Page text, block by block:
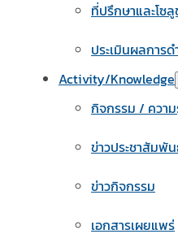
ที่ปรึกษาและโซ
ประเมินผลการด
Activity/Knowledge
กิจกรรม / ควา
ข่าวประชาสัมพั
ข่าวกิจกรรม
เอกสารเผยแพร่